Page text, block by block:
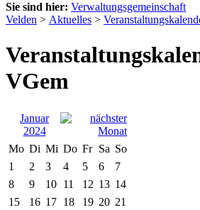
Sie sind hier: Verwaltungsgemeinschaft
Velden > Aktuelles >
VGem
Januar
2024
Mo Di Mi Do Fr Sa So
1
2 3 4 5 6
7
8
9 10 11 12 13 14
15
16 17 18 19 20 21